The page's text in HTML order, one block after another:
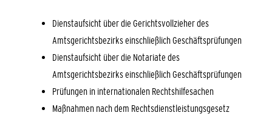
Dienstaufsicht über die Gerichtsvollzieher des
Amtsgerichtsbezirks einschließlich Geschäftsprüfungen
Dienstaufsicht über die Notariate des
Amtsgerichtsbezirks einschließlich Geschäftsprüfungen
Prüfungen in internationalen Rechtshilfesachen
Maßnahmen nach dem Rechtsdienstleistungsgesetz